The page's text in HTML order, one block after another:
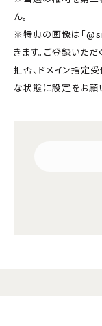
ん。
※特典の画像は「
きます。ご登録いた
拒否、ドメイン指定
な状態に設定をお願